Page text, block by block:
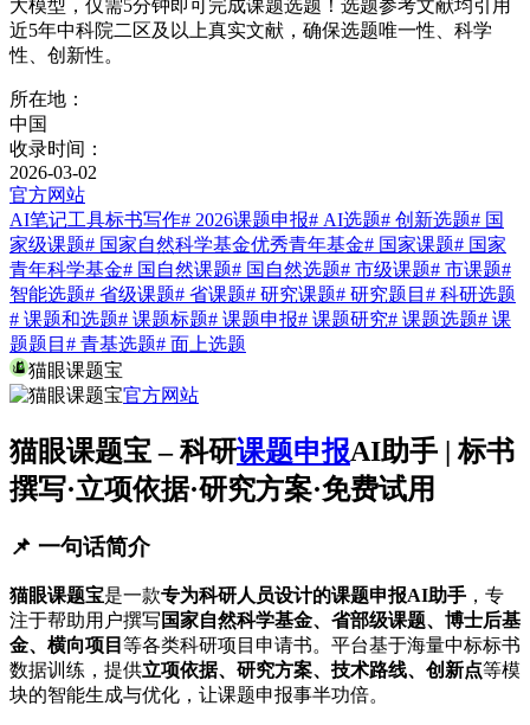
大模型，仅需5分钟即可完成课题选题！选题参考文献均引用
近5年中科院二区及以上真实文献，确保选题唯一性、科学
性、创新性。
所在地：
中国
收录时间：
2026-03-02
官方网站
AI笔记工具标书写作# 2026课题申报# AI选题# 创新选题# 国
家级课题# 国家自然科学基金优秀青年基金# 国家课题# 国家
青年科学基金# 国自然课题# 国自然选题# 市级课题# 市课题#
智能选题# 省级课题# 省课题# 研究课题# 研究题目 # 科研选题
# 课题和选题# 课题标题# 课题申报# 课题研究# 课题选题# 课
题题目 # 青基选题# 面上选题
猫眼课题宝
官方网站
猫眼课题宝 – 科研课题申报AI助手 | 标书
撰写·立项依据·研究方案·免费试用
📌 一句话简介
猫眼课题宝是一款专为科研人员设计的课题申报AI助手 ，专
注于帮助用户撰写 国家自然科学基金、省部级课题、博士后基
金、横向项目 等各类科研项目申请书。平台基于海量中标标书
数据训练，提供立项依据、研究方案、技术路线、创新点等模
块的智能生成与优化，让课题申报事半功倍。